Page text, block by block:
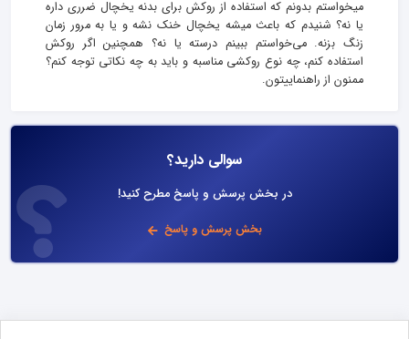
میخواستم بدونم که استفاده از روکش برای بدنه یخچال ضرری داره
یا نه؟ شنیدم که باعث میشه یخچال خنک نشه و یا به مرور زمان
زنگ بزنه. می‌خواستم ببینم درسته یا نه؟ همچنین اگر روکش
استفاده کنم، چه نوع روکشی مناسبه و باید به چه نکاتی توجه کنم؟
ممنون از راهنماییتون.
سوالی دارید؟
در بخش پرسش و پاسخ مطرح کنید!
بخش پرسش و پاسخ